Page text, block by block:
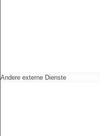
Andere externe Dienste